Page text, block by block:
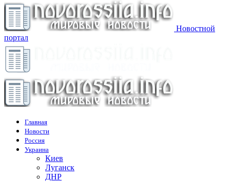
Новостной
портал
Главная
Новости
Россия
Украина
Киев
Луганск
ДНР